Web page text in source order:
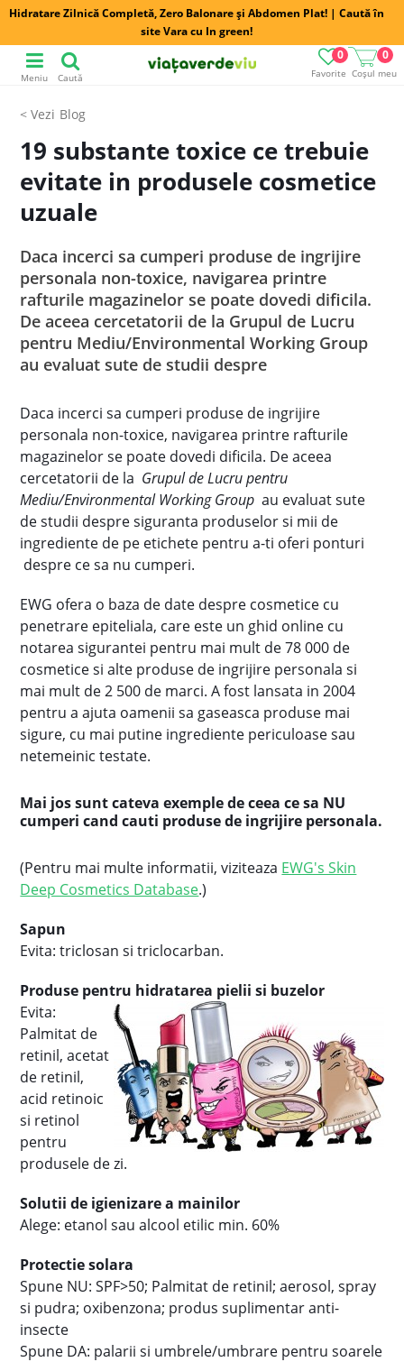
Hidratare Zilnică Completă, Zero Balonare și Abdomen Plat! | Caută în
site Vara cu In green!
Favorite
0
Coșul meu
0
Meniu Caută
Blog
19 substante toxice ce trebuie
evitate in produsele cosmetice
uzuale
Daca incerci sa cumperi produse de ingrijire
personala non-toxice, navigarea printre
rafturile magazinelor se poate dovedi dificila.
De aceea cercetatorii de la Grupul de Lucru
pentru Mediu/Environmental Working Group
au evaluat sute de studii despre
Daca incerci sa cumperi produse de ingrijire
personala non-toxice, navigarea printre rafturile
magazinelor se poate dovedi dificila. De aceea
cercetatorii de la Grupul de Lucru pentru
Mediu/Environmental Working Group au evaluat sute
de studii despre siguranta produselor si mii de
ingrediente de pe etichete pentru a-ti oferi ponturi
despre ce sa nu cumperi.
EWG ofera o baza de date despre cosmetice cu
penetrare epiteliala, care este un ghid online cu
notarea sigurantei pentru mai mult de 78 000 de
cosmetice si alte produse de ingrijire personala si
mai mult de 2 500 de marci. A fost lansata in 2004
pentru a ajuta oamenii sa gaseasca produse mai
sigure, cu mai putine ingrediente periculoase sau
netemeinic testate.
Mai jos sunt cateva exemple de ceea ce sa NU
cumperi cand cauti produse de ingrijire personala.
(Pentru mai multe informatii, viziteaza EWG's Skin
Deep Cosmetics Database.)
Sapun
Evita: triclosan si triclocarban.
Produse pentru hidratarea pielii si buzelor
Evita:
Palmitat de
retinil, acetat
de retinil,
acid retinoic
si retinol
pentru
produsele de zi.
Solutii de igienizare a mainilor
Alege: etanol sau alcool etilic min. 60%
Protectie solara
Spune NU: SPF>50; Palmitat de retinil; aerosol, spray
si pudra; oxibenzona; produs suplimentar anti-
insecte
Spune DA: palarii si umbrele/umbrare pentru soarele